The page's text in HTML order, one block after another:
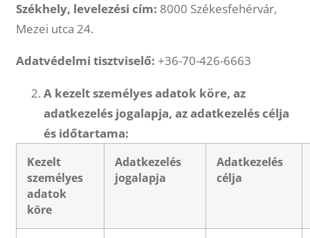
Székhely, levelezési cím: 8000 Székesfehérvár,
Mezei utca 24.
Adatvédelmi tisztviselő: +36-70-426-6663
A kezelt személyes adatok köre, az
adatkezelés jogalapja, az adatkezelés célja
és időtartama:
Kezelt
személyes
adatok
köre
Adatkezelés
jogalapja
Adatkezelés
célja